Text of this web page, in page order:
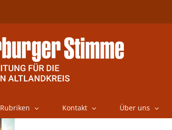
Rubriken Kontakt Über uns